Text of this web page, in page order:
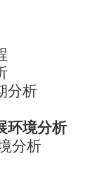
分析
环境分析
分析